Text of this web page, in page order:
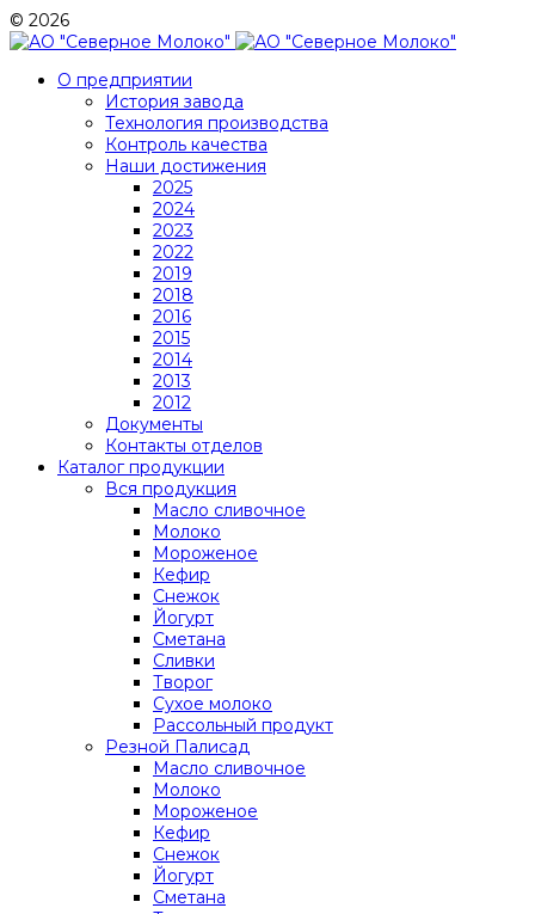
© 2026
О предприятии
История завода
Технология производства
Контроль качества
Наши достижения
2025
2024
2023
2022
2019
2018
2016
2015
2014
2013
2012
Документы
Контакты отделов
Каталог продукции
Вся продукция
Масло сливочное
Молоко
Мороженое
Кефир
Снежок
Йогурт
Сметана
Сливки
Творог
Сухое молоко
Рассольный продукт
Резной Палисад
Масло сливочное
Молоко
Мороженое
Кефир
Снежок
Йогурт
Сметана